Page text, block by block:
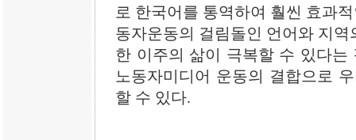
로 한국어를 통역하여 훨씬 효과
동자운동의 걸림돌인 언어와 지
한 이주의 삶이 극복할 수 있다는
노동자미디어 운동의 결합으로
할 수 있다.